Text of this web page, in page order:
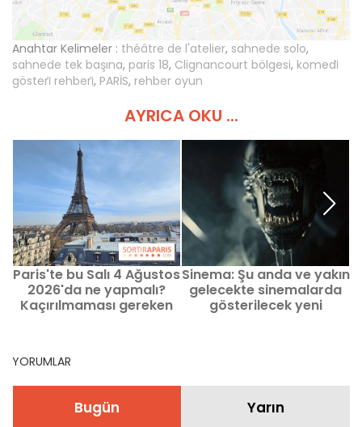
Anahtar Kelimeler : théâtre de l'atelier, sahnede solo,
sahnede tek başına, paris 18, Clignancourt bölgesi, komedi̇
gösteri̇ rehberi̇, PARİS, rehber oyun
AYRICA OKU ...
Paris'te bu Salı 4 Ağustos
2026'da ne yapmalı?
Kaçırılmaması gereken
Sinema: Şu anda ve yakın
gelecekte sinemalarda
gösterilecek yeni
YORUMLAR
Bugün Yarın